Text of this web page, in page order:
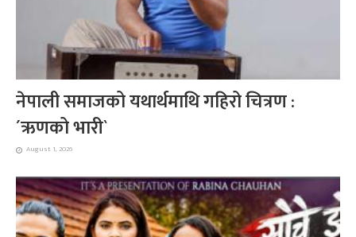
नेपाली समाजको यथार्थमाथि गहिरो चित्रण :
´ऋणको भारी`
August 1, 2026